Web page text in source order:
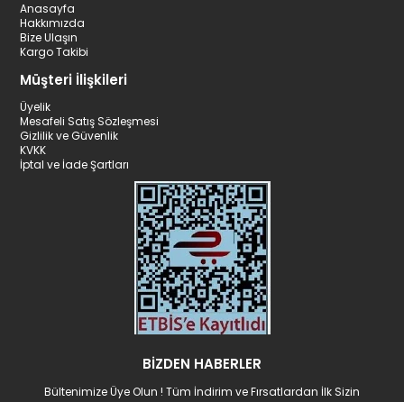
Anasayfa
Hakkımızda
Bize Ulaşın
Kargo Takibi
Müşteri İlişkileri
Üyelik
Mesafeli Satış Sözleşmesi
Gizlilik ve Güvenlik
KVKK
İptal ve İade Şartları
BİZDEN HABERLER
Bültenimize Üye Olun ! Tüm İndirim ve Fırsatlardan İlk Sizin